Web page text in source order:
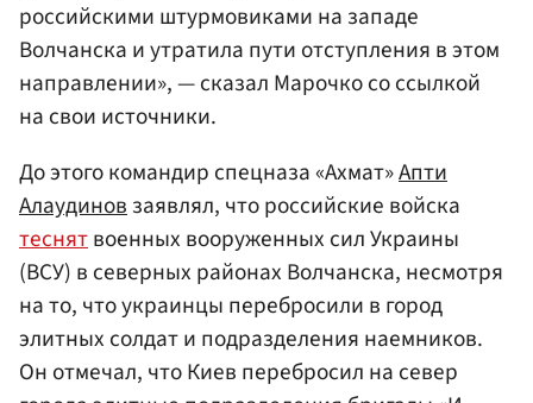
российскими штурмовиками на западе
Волчанска и утратила пути отступления в этом
направлении», — сказал Марочко со ссылкой
на свои источники.
До этого командир спецназа «Ахмат»Апти
Алаудиновзаявлял, что российские войска
теснятвоенных вооруженных сил Украины
(ВСУ) в северных районах Волчанска, несмотря
на то, что украинцы перебросили в город
элитных солдат и подразделения наемников.
Он отмечал, что Киев перебросил на север